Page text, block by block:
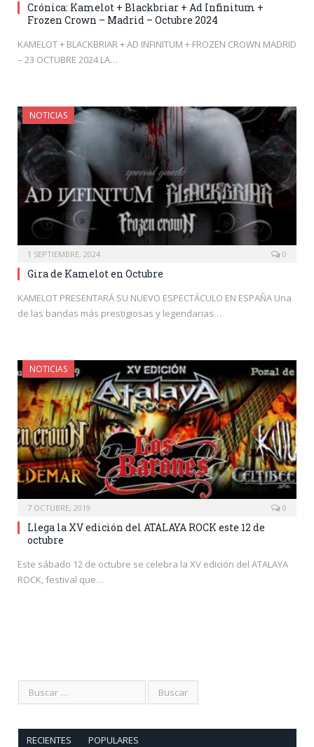
Crónica: Kamelot + Blackbriar + Ad Infinitum +
Frozen Crown – Madrid – Octubre 2024
KAMELOT + BLACKBRIAR + AD INFINITUM + FROZEN CROWN MADRID
– 23 OCTUBRE 2024 LA…
NOTICIAS
1 SEPTIEMBRE, 2024 0
Gira de Kamelot en Octubre
KAMELOT PRESENTARÁ SU NUEVO ESPECTÁCULO EN ESPAÑA Una
de las bandas más prestigiosas y legendarias…
NOTICIAS
7 OCTUBRE, 2019 0
Llega la XV edición del ATALAYA ROCK este 12 de
octubre
Este sábado 12 de octubre se celebra la XV edición del ATALAYA
ROCK, festival que…
RECIENTES POPULARES